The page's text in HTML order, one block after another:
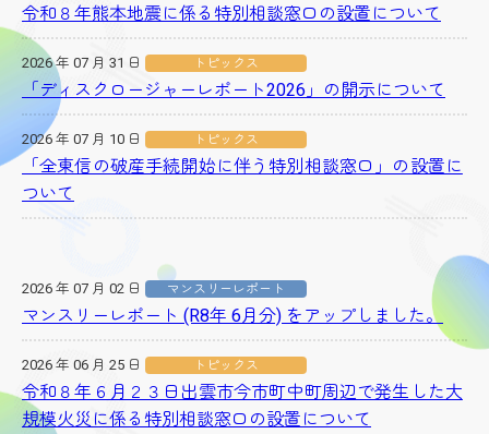
令和８年熊本地震に係る特別相談窓口の設置について
2026 年 07 月 31 日 トピックス
「ディスクロージャーレポート2026」の開示について
2026 年 07 月 10 日 トピックス
「全東信の破産手続開始に伴う特別相談窓口」の設置に
ついて
2026 年 07 月 02 日 マンスリーレポート
マンスリーレポート (R8年 6月分) をアップしました。
2026 年 06 月 25 日 トピックス
令和８年６月２３日出雲市今市町中町周辺で発生した大
規模火災に係る特別相談窓口の設置について